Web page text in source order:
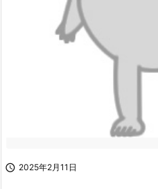
 2025年2月11日